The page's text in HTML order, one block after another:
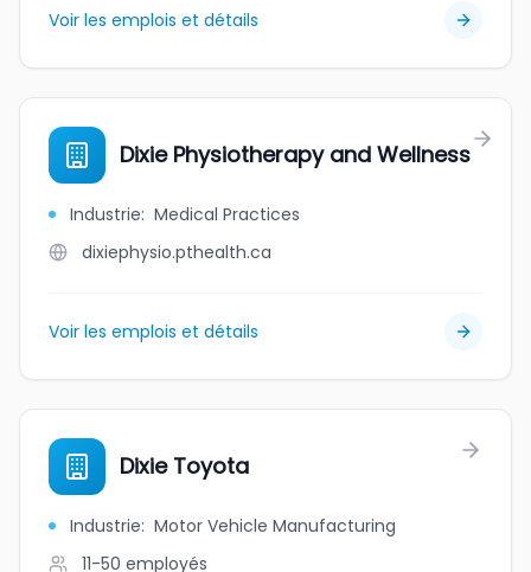
Voir les emplois et détails
Dixie Physiotherapy and Wellness
Industrie: Medical Practices
dixiephysio.pthealth.ca
Voir les emplois et détails
Dixie Toyota
Industrie: Motor Vehicle Manufacturing
11-50 employés